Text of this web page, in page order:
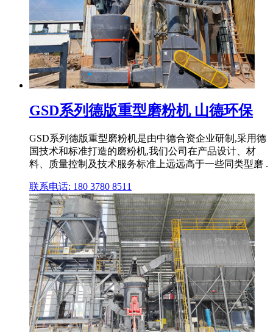
GSD系列德版重型磨粉机 山德环保
GSD系列德版重型磨粉机是由中德合资企业研制,采用德
国技术和标准打造的磨粉机,我们公司在产品设计、材
料、质量控制及技术服务标准上远远高于一些同类型磨 .
联系电话: 180 3780 8511